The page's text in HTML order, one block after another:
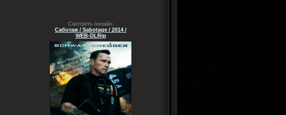
Смотреть онлайн:
Саботаж / Sabotage / 2014 /
WEB-DLRip